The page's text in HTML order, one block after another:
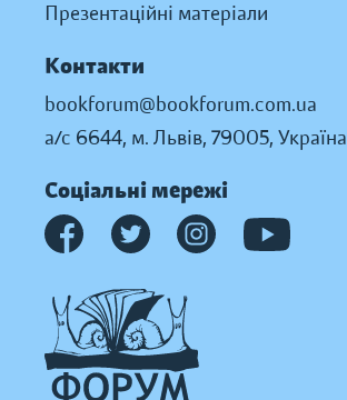
Презентаційні матеріали
Контакти
bookforum@bookforum.com.ua
а/с 6644, м. Львів, 79005, Україна
Соціальні мережі